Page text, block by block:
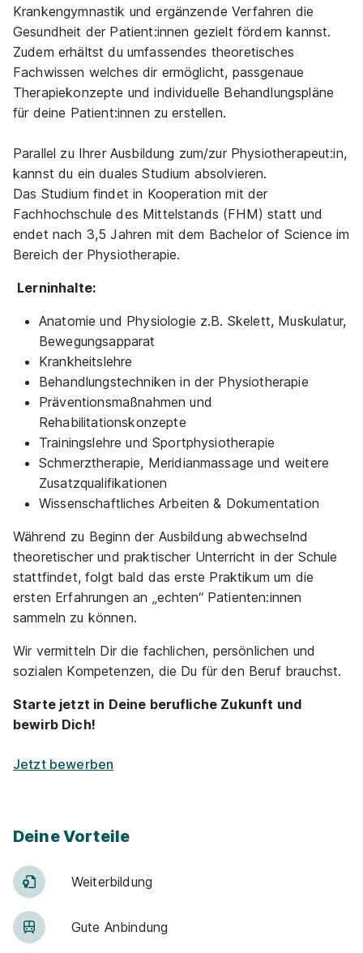
Krankengymnastik und ergänzende Verfahren die
Gesundheit der Patient:innen gezielt fördern kannst.
Zudem erhältst du umfassendes theoretisches
Fachwissen welches dir ermöglicht, passgenaue
Therapiekonzepte und individuelle Behandlungspläne
für deine Patient:innen zu erstellen.
Parallel zu Ihrer Ausbildung zum/zur Physiotherapeut:in,
kannst du ein duales Studium absolvieren.
Das Studium findet in Kooperation mit der
Fachhochschule des Mittelstands (FHM) statt und
endet nach 3,5 Jahren mit dem Bachelor of Science im
Bereich der Physiotherapie.
Lerninhalte:
Anatomie und Physiologie z.B. Skelett, Muskulatur,
Bewegungsapparat
Krankheitslehre
Behandlungstechniken in der Physiotherapie
Präventionsmaßnahmen und
Rehabilitationskonzepte
Trainingslehre und Sportphysiotherapie
Schmerztherapie, Meridianmassage und weitere
Zusatzqualifikationen
Wissenschaftliches Arbeiten & Dokumentation
Während zu Beginn der Ausbildung abwechselnd
theoretischer und praktischer Unterricht in der Schule
stattfindet, folgt bald das erste Praktikum um die
ersten Erfahrungen an „echten“ Patienten:innen
sammeln zu können.
Wir vermitteln Dir die fachlichen, persönlichen und
sozialen Kompetenzen, die Du für den Beruf brauchst.
Starte jetzt in Deine berufliche Zukunft und
bewirb Dich!
Jetzt bewerben
Deine Vorteile
Weiter­bildung
Gute An­bin­dung